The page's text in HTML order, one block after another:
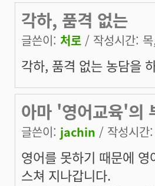
각하, 품격 없는
글쓴이: 처로 / 작성시간:
각하, 품격 없는 농담을
아마 '영어교육'의
글쓴이: jachin / 작성시
영어를 못하기 때문에
스쳐 지나갑니다.